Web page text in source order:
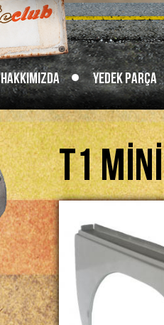
Hakkımızda Yedek Parça
T1